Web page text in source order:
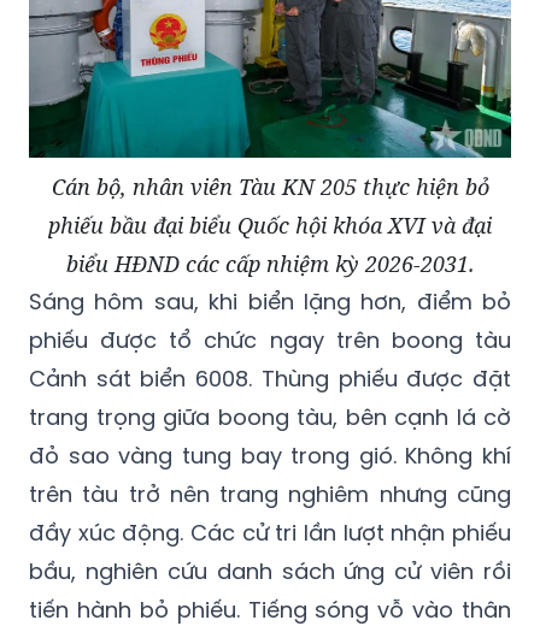
Cán bộ, nhân viên Tàu KN 205 thực hiện bỏ
phiếu bầu đại biểu Quốc hội khóa XVI và đại
biểu HĐND các cấp nhiệm kỳ 2026-2031.
Sáng hôm sau, khi biển lặng hơn, điểm bỏ
phiếu được tổ chức ngay trên boong tàu
Cảnh sát biển 6008. Thùng phiếu được đặt
trang trọng giữa boong tàu, bên cạnh lá cờ
đỏ sao vàng tung bay trong gió. Không khí
trên tàu trở nên trang nghiêm nhưng cũng
đầy xúc động. Các cử tri lần lượt nhận phiếu
bầu, nghiên cứu danh sách ứng cử viên rồi
tiến hành bỏ phiếu. Tiếng sóng vỗ vào thân